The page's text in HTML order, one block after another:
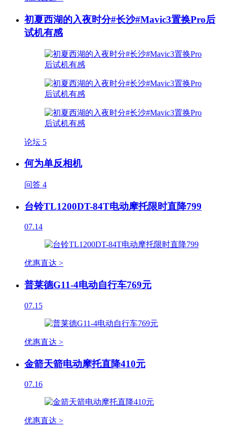
初夏西湖的入夜时分#长沙#Mavic3置换Pro后
试机有感
论坛 5
何为单反相机
问答 4
台铃TL1200DT-84T电动摩托限时直降799
07.14
优惠直达 >
普莱德G11-4电动自行车769元
07.15
优惠直达 >
金箭天箭电动摩托直降410元
07.16
优惠直达 >